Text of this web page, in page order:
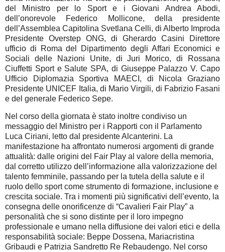
del Ministro per lo Sport e i Giovani Andrea Abodi,
dell’onorevole Federico Mollicone, della presidente
dell’Assemblea Capitolina Svetlana Celli, di Alberto Improda
Presidente Overstep ONG, di Gherardo Casini Direttore
ufficio di Roma del Dipartimento degli Affari Economici e
Sociali delle Nazioni Unite, di Juri Morico, di Rossana
Ciuffetti Sport e Salute SPA, di Giuseppe Palazzo V. Capo
Ufficio Diplomazia Sportiva MAECI, di Nicola Graziano
Presidente UNICEF Italia, di Mario Virgili, di Fabrizio Fasani
e del generale Federico Sepe.
Nel corso della giornata è stato inoltre condiviso un
messaggio del Ministro per i Rapporti con il Parlamento
Luca Ciriani, letto dal presidente Alcanterini. La
manifestazione ha affrontato numerosi argomenti di grande
attualità: dalle origini del Fair Play al valore della memoria,
dal corretto utilizzo dell’informazione alla valorizzazione del
talento femminile, passando per la tutela della salute e il
ruolo dello sport come strumento di formazione, inclusione e
crescita sociale. Tra i momenti più significativi dell’evento, la
consegna delle onorificenze di “Cavalieri Fair Play” a
personalità che si sono distinte per il loro impegno
professionale e umano nella diffusione dei valori etici e della
responsabilità sociale: Beppe Dossena, Mariacristina
Gribaudi e Patrizia Sandretto Re Rebaudengo. Nel corso